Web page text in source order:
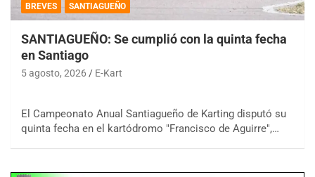
BREVES SANTIAGUEÑO
SANTIAGUEÑO: Se cumplió con la quinta fecha
en Santiago
5 agosto, 2026 E-Kart
El Campeonato Anual Santiagueño de Karting disputó su
quinta fecha en el kartódromo "Francisco de Aguirre",…